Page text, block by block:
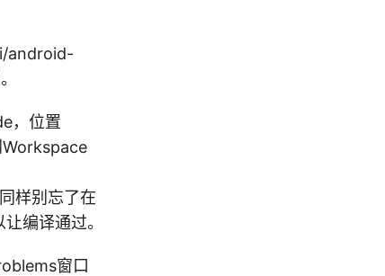
android-
，位置
样别忘了在
编译通过。
窗口